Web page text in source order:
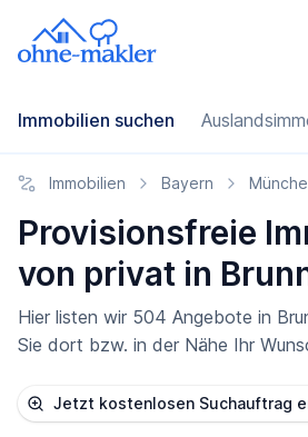
Immobilien suchen
Immobilien Bayern
Provisionsfreie
von privat in
Hier listen wir 504 Angebote in
Sie dort bzw. in der Nähe Ihr
Jetzt kostenlosen Suchauftrag